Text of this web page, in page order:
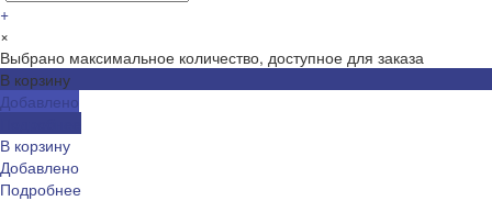
+
×
Выбрано максимальное количество, доступное для заказа
В корзину
Добавлено
В корзину
Добавлено
Подробнее